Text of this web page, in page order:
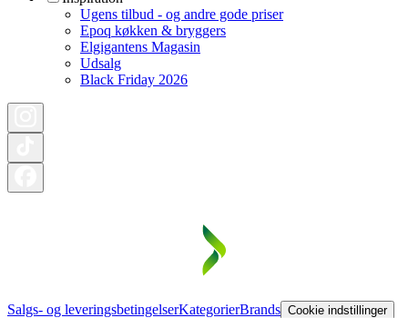
Ugens tilbud - og andre gode priser
Epoq køkken & bryggers
Elgigantens Magasin
Udsalg
Black Friday 2026
Salgs- og leveringsbetingelserKategorierBrands Cookie indstillinger